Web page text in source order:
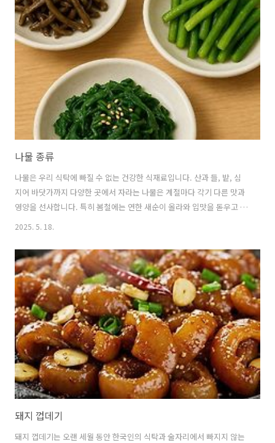
로, 16세기 스페인 탐험가들에 의해 유럽에 소개된 후 전 세계로 퍼져나
갔습니다.한반도에는 17세기 후반에서 18세기 초반 무렵에 중국을 통해
들어온 것으로 알려져 있습니다.처음에는 '서양 감자'라 불리며 생소한
작물이었지만,가뭄이나 홍수에도 잘 자라는 특성 덕분에 조선 후기 기근
을 극복하는 데..
나물 종류
나물은 우리 식탁에 빠질 수 없는 건강한 식재료입니다. 산과 들, 밭, 심
지어 바닷가까지 다양한 곳에서 자라는 나물은 계절마다 각기 다른 맛과
영양을 선사합니다. 특히 봄철에는 연한 새순이 올라와 입맛을 돋우고 건
강을 챙길 수 있는 다양한 나물이 풍성하게 등장합니다. 나물의 종류와
물이란 무엇인가?나물이란 산이나 들, 밭, 바닷가 등에서 자라는 식물의
연한 줄기, 잎, 꽃, 뿌리 등을 채취해삶거나 데치고, 무치거나 볶아서 먹
는 식재료를 말합니다.나물은 크게 산나물, 들나물, 밭나물, 갯나물 등으
로 구분할 수 있으며, 각기 다른 향과 식감, 영양소를 가지고 있습니다. 2.
나물의 종류별 특징 🌿 산나물산나물은 주로 산에서 자라는 식..
2025. 5. 18.
돼지 껍데기
돼지 껍데기는 오랜 세월 동안 한국인의 식탁과 술자리에서 빠지지 않는